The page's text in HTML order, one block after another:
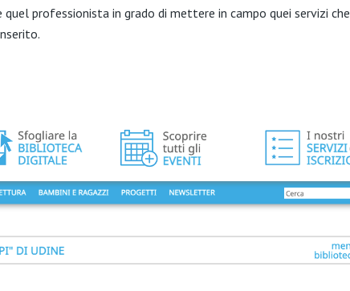
professionista in grado di mettere in campo quei servizi che